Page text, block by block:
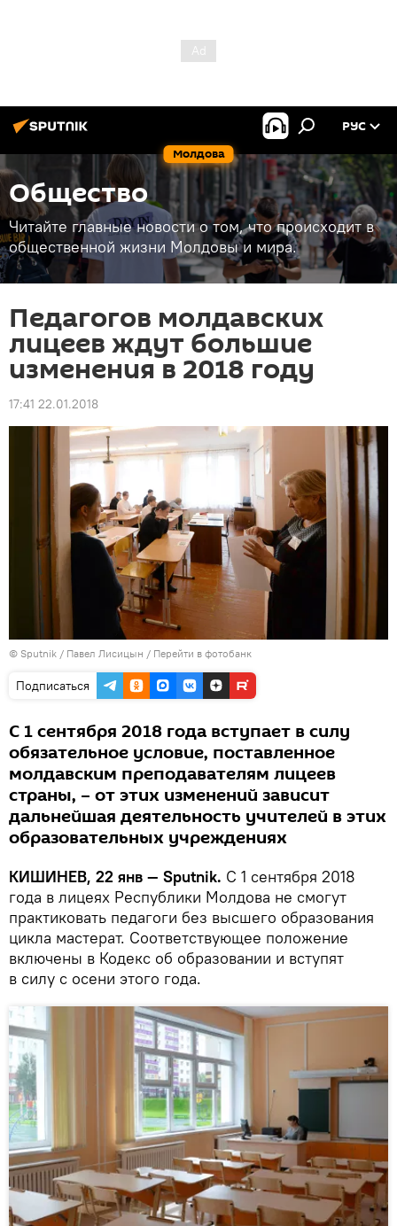
Молдова
РУС
Общество
Читайте главные новости о том, что происходит в
общественной жизни Молдовы и мира.
Педагогов молдавских
лицеев ждут большие
изменения в 2018 году
17:41 22.01.2018
© Sputnik / Павел Лисицын / Перейти в фотобанк
Подписаться
С 1 сентября 2018 года вступает в силу
обязательное условие, поставленное
молдавским преподавателям лицеев
страны, – от этих изменений зависит
дальнейшая деятельность учителей в этих
образовательных учреждениях
КИШИНЕВ, 22 янв — Sputnik. С 1 сентября 2018
года в лицеях Республики Молдова не смогут
практиковать педагоги без высшего образования
цикла мастерат. Соответствующее положение
включены в Кодекс об образовании и вступят
в силу с осени этого года.